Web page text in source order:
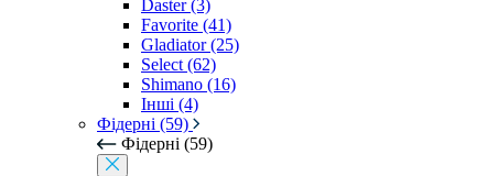
Daster (3)
Favorite (41)
Gladiator (25)
Select (62)
Shimano (16)
Інші (4)
Фідерні (59)
Фідерні (59)